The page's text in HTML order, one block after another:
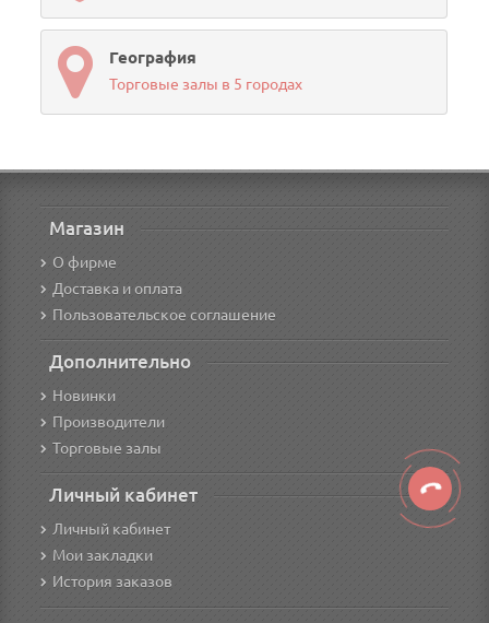
География
Торговые залы в 5 городах
Магазин
О фирме
Доставка и оплата
Пользовательское соглашение
Дополнительно
Новинки
Производители
Торговые залы
Личный кабинет
Личный кабинет
Мои закладки
История заказов